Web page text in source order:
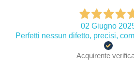
02 Giugno
Perfetti nessun difetto, precisi,
Acquirente